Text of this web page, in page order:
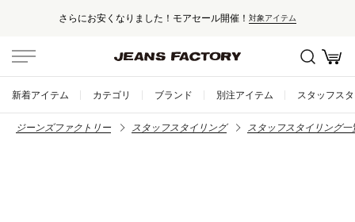
さらにお安くなりました！モアセール開催！ 対象アイテム
新着アイテム カテゴリ ブランド 別注アイテム スタッフス
ジーンズファクトリー スタッフスタイリング スタッフスタイリング一